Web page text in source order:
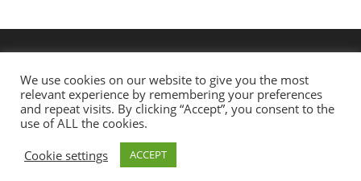
We use cookies on our website to give you the most
relevant experience by remembering your preferences
and repeat visits. By clicking “Accept”, you consent to the
use of ALL the cookies.
Cookie settings
ACCEPT